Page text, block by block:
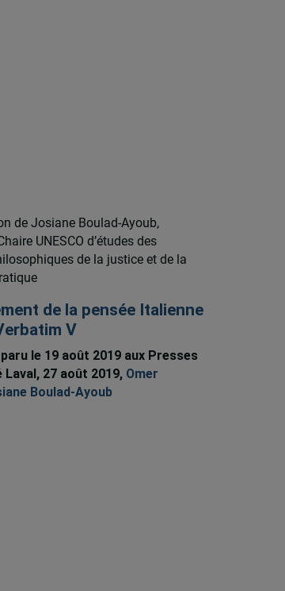
de Josiane Boulad-Ayoub,
UNESCO d’études des
de la justice et de la
de la pensée Italienne
V
le 19 août 2019 aux Presses
27 août 2019, Omer
Boulad-Ayoub